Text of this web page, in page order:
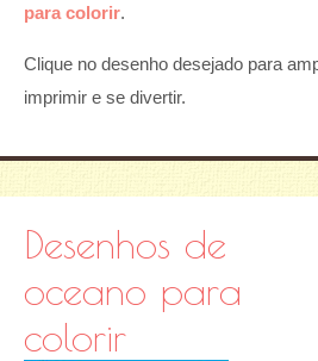
para colorir.
Clique no desenho desejado para
imprimir e se divertir.
Desenhos de
oceano para
colorir